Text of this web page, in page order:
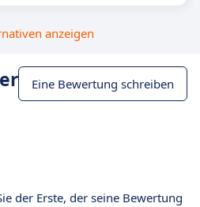
anzeigen
Eine Bewertung schreiben
der Erste, der seine Bewertung